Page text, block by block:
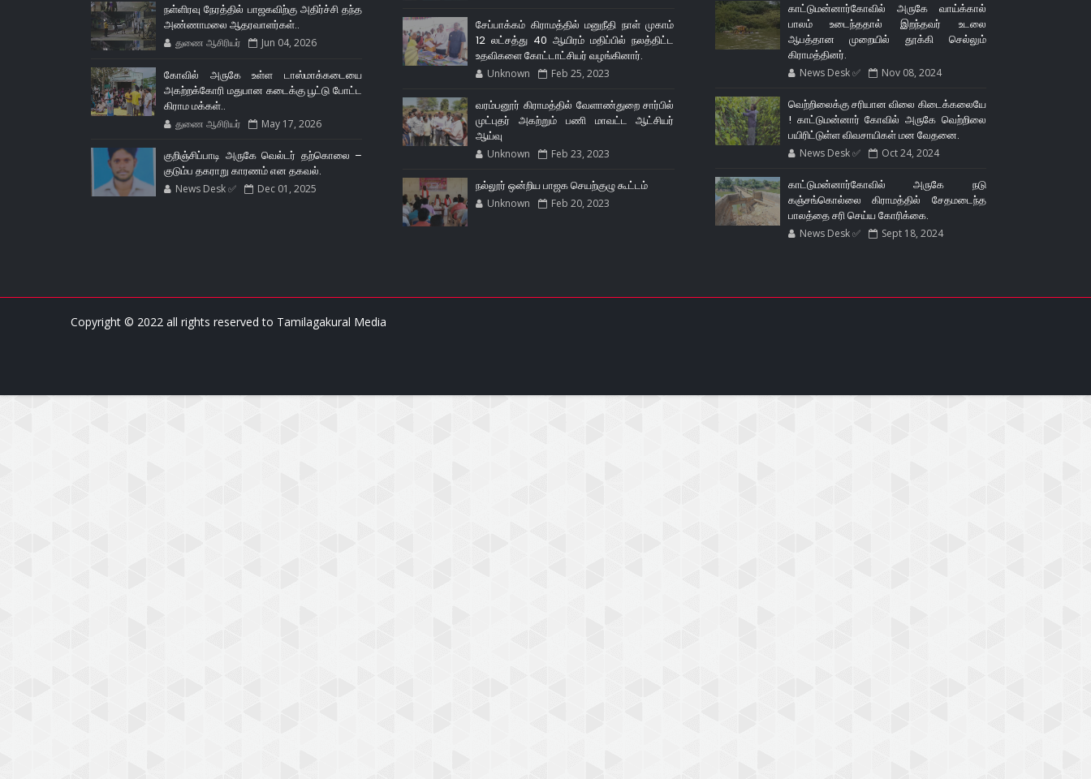
நள்ளிரவு நேரத்தில் பாஜகவிற்கு அதிர்ச்சி தந்த
அண்ணாமலை ஆதரவாளர்கள்..
துணை ஆசிரியர் Jun 04, 2026
கோவில் அருகே உள்ள டாஸ்மாக்கடையை
அகற்றக்கோரி மதுபான கடைக்கு பூட்டு போட்ட
கிராம மக்கள்..
துணை ஆசிரியர் May 17, 2026
குறிஞ்சிப்பாடி அருகே வெல்டர் தற்கொலை –
குடும்ப தகராறு காரணம் என தகவல்.
News Desk ✅ Dec 01, 2025
சேப்பாக்கம் கிராமத்தில் மனுநீதி நாள் முகாம்
12 லட்சத்து 40 ஆயிரம் மதிப்பில் நலத்திட்ட
உதவிகளை கோட்டாட்சியர் வழங்கினார்.
Unknown Feb 25, 2023
வரம்பனூர் கிராமத்தில் வேளாண்துறை சார்பில்
முட்புதர் அகற்றும் பணி மாவட்ட ஆட்சியர்
ஆய்வு
Unknown Feb 23, 2023
நல்லூர் ஒன்றிய பாஜக செயற்குழு கூட்டம்
Unknown Feb 20, 2023
காட்டுமன்னார்கோவில் அருகே வாய்க்கால்
பாலம் உடைந்ததால் இறந்தவர் உடலை
ஆபத்தான முறையில் தூக்கி செல்லும்
கிராமத்தினர்.
News Desk ✅ Nov 08, 2024
வெற்றிலைக்கு சரியான விலை கிடைக்கலையே
! காட்டுமன்னார் கோவில் அருகே வெற்றிலை
பயிரிட்டுள்ள விவசாயிகள் மன வேதனை.
News Desk ✅ Oct 24, 2024
காட்டுமன்னார்கோவில் அருகே நடு
கஞ்சங்கொல்லை கிராமத்தில் சேதமடைந்த
பாலத்தை சரி செய்ய கோரிக்கை.
News Desk ✅ Sept 18, 2024
Copyright © 2022 all rights reserved to Tamilagakural Media